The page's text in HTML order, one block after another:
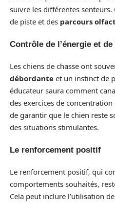
suivre les différentes
de piste et des parcours
Contrôle de l’énergie et
Les chiens de chasse ont
débordante et un instinct de
éducateur saura comment
des exercices de
de garantir que le chien reste
des situations stimulantes.
Le renforcement positif
Le renforcement positif, qui
comportements souhaités,
Cela peut inclure l’utilisation